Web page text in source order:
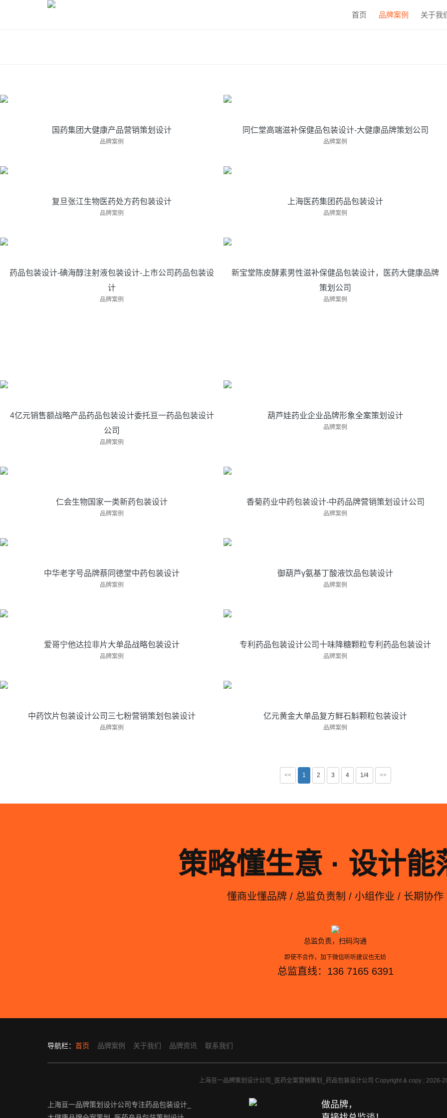
首页 品牌案例 关于我
国药集团大健康产品营销策划设计
品牌案例
同仁堂高端滋补保健品包装设计-大健康品牌策划公司
品牌案例
复旦张江生物医药处方药包装设计
复旦张江生物医药处方药包装设计
品牌案例
上海医药集团药品包装设计
上海医药集团药品包装设计
品牌案例
药品包装设计-碘海醇注射液包装设计-上市公司药
药品包装设计-碘海醇注射液包装设计-上市公司药品包装设
计
品牌案例
新宝堂陈皮酵素男性滋补保健品包装设计，医药大
新宝堂陈皮酵素男性滋补保健品包装设计，医药大健康品牌
策划公司
品牌案例
4亿元销售额战略产品药品包装设计委托亘一药品包装设计
公司
品牌案例
葫芦娃药业企业品牌形象全案策划设计
品牌案例
仁会生物国家一类新药包装设计
仁会生物国家一类新药包装设计
品牌案例
香菊药业中药包装设计-中药品牌营销策划设计公司
品牌案例
中华老字号品牌蔡同德堂中药包装设计
中华老字号品牌蔡同德堂中药包装设计
品牌案例
御葫芦γ氨基丁酸液饮品包装设计
御葫芦γ氨基丁酸液饮品包装设计
品牌案例
爱哥宁他达拉非片大单品战略包装设计
爱哥宁他达拉非片大单品战略包装设计
品牌案例
专利药品包装设计公司十味降糖颗粒专利药品包装
专利药品包装设计公司十味降糖颗粒专利药品包装设计
品牌案例
中药饮片包装设计公司三七粉营销策划包装设计
中药饮片包装设计公司三七粉营销策划包装设计
品牌案例
亿元黄金大单品复方鲜石斛颗粒包装设计
亿元黄金大单品复方鲜石斛颗粒包装设计
品牌案例
<< 1 2 3 4 1/4 >>
策略懂生意 · 设计能
懂商业懂品牌 / 总监负责制 / 小组作业 / 长期协作
总监负责，扫码沟通
即使不合作，加下微信听听建议也无妨
总监直线：136 7165 6391
导航栏： 首页 品牌案例 关于我们 品牌资讯 联系我们
上海亘一品牌策划设计公司_医药全案营销策划_药品包装设计公司 Copyright & copy ; 2026-
上海亘一品牌策划设计公司专注药品包装设计_
做品牌，